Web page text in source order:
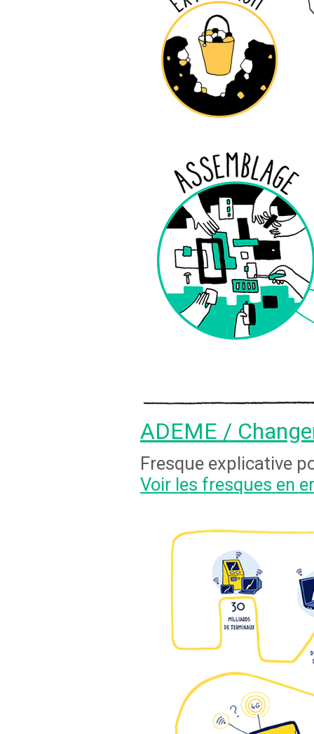
ADEME /
Fresque explicative
Voir les fresques en